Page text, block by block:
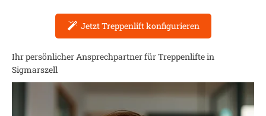
Jetzt Treppenlift konfigurieren
Ihr persönlicher Ansprechpartner für Treppenlifte in
Sigmarszell